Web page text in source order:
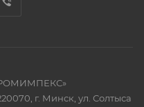
г. Минск, ул. Солтыса